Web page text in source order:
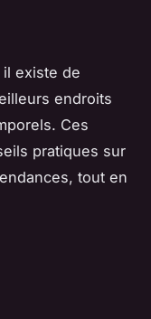
il existe de
endroits
Ces
pratiques sur
tout en